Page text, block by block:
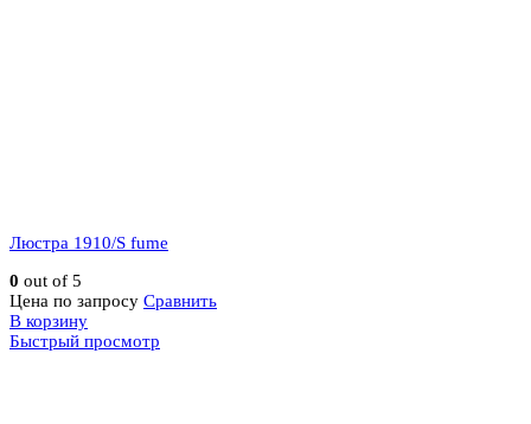
Люстра 1910/S fume
0 out of 5
Цена по запросу Сравнить
В корзину
Быстрый просмотр